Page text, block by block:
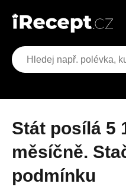
Stát posílá 5 100 Kč
měsíčně.
podmínku